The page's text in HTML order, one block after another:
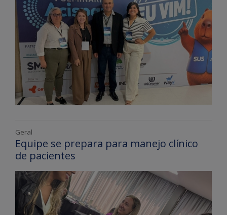
Geral
Equipe se prepara para manejo clínico
de pacientes